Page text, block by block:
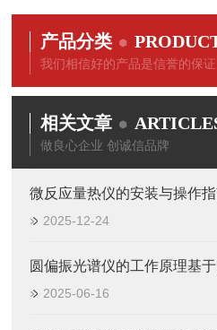
产品分类
我们相信好的产品是信誉的保证
相关文章
做良心企业 创诚信品牌
微反应量热仪的安装与操作
2025-12-24
圆偏振光谱仪的工作原理基
2025-06-16